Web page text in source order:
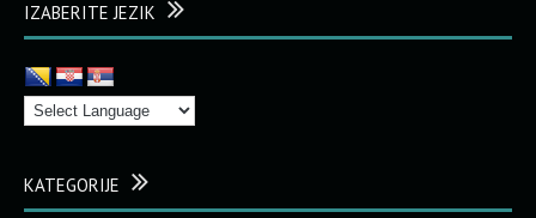
IZABERITE JEZIK
KATEGORIJE